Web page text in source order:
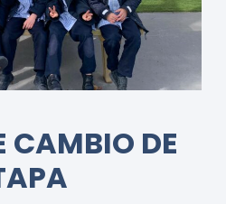
CAMBIO DE